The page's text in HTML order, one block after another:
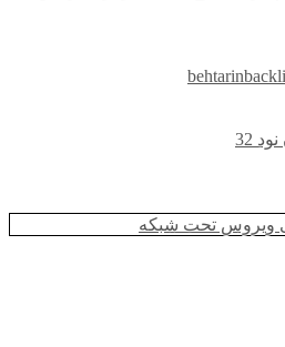
32
ویروس تحت شبکه